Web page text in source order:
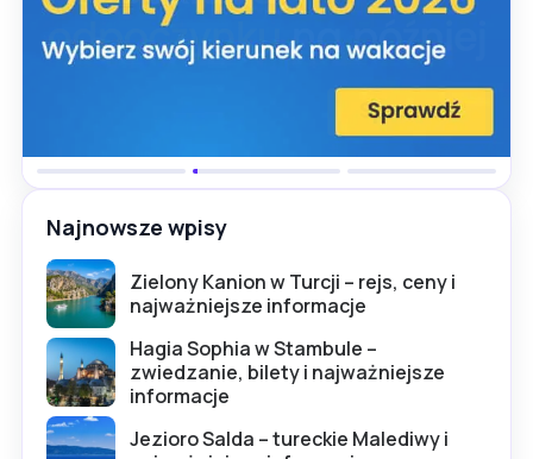
Najnowsze wpisy
Zielony Kanion w Turcji – rejs, ceny i
najważniejsze informacje
Hagia Sophia w Stambule –
zwiedzanie, bilety i najważniejsze
informacje
Jezioro Salda – tureckie Malediwy i